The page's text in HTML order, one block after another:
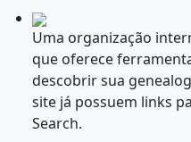
Uma organização
que oferece
descobrir sua
site já possuem links
Search.